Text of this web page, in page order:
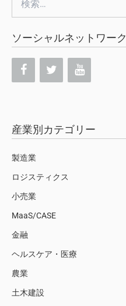
索:
ソーシャルネットワーク
産業別カテゴリー
製造業
ロジスティクス
小売業
MaaS/CASE
金融
ヘルスケア・医療
農業
土木建設